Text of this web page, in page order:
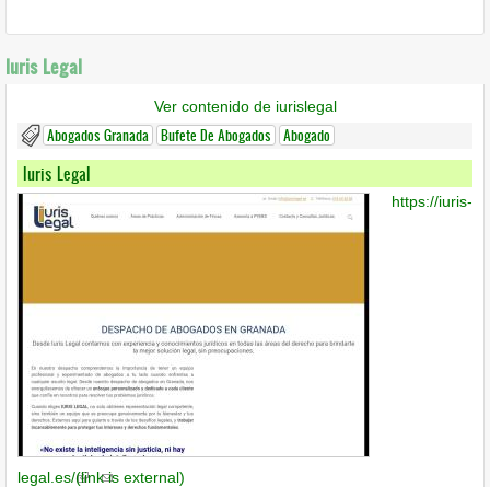
Iuris Legal
Ver contenido de iurislegal
Abogados Granada Bufete De Abogados Abogado
Iuris Legal
https://iuris-
legal.es/(link is external)